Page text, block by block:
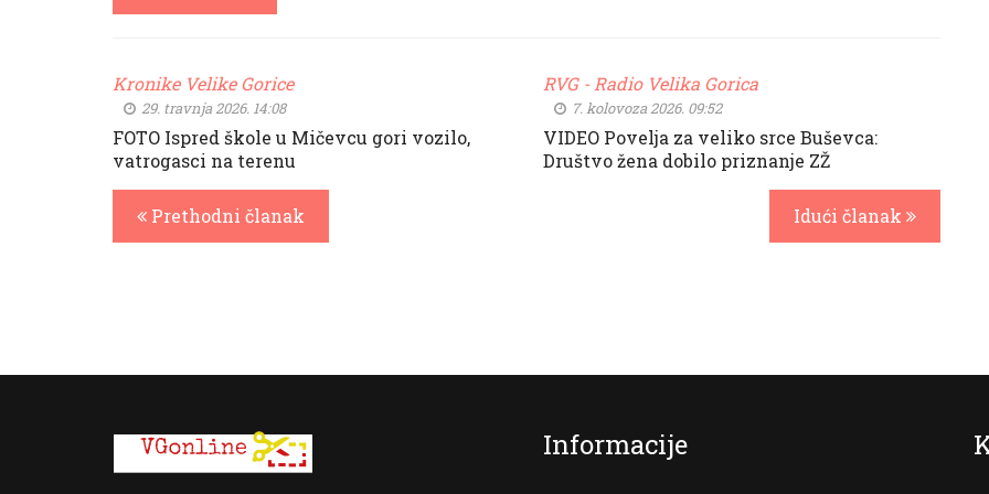
Kronike Velike Gorice
29. travnja 2026. 14:08
FOTO Ispred škole u Mičevcu gori vozilo,
vatrogasci na terenu
Prethodni članak
RVG - Radio Velika Gorica
7. kolovoza 2026. 09:52
VIDEO Povelja za veliko srce Buševca:
Društvo žena dobilo priznanje ZŽ
Idući članak
Informacije